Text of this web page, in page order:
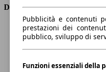
Dimensioni
Lunghezza
Altezza
Larghezza
Pubblicità e contenuti
prestazioni dei
pubblico, sviluppo di
Funzioni essenziali della